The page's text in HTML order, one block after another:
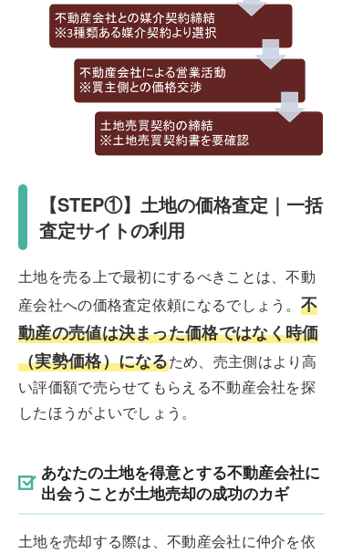
【STEP①】土地の価格査定｜一括
査定サイトの利用
土地を売る上で最初にするべきことは、不動
産会社への価格査定依頼になるでしょう。 不
動産の売値は決まった価格ではなく時価
（実勢価格）になるため、売主側はより高
い評価額で売らせてもらえる不動産会社を探
したほうがよいでしょう。
あなたの土地を得意とする不動産会社に
出会うことが土地売却の成功のカギ
土地を売却する際は、不動産会社に仲介を依